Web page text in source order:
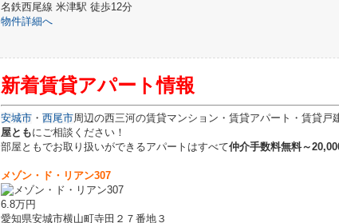
名鉄西尾線 米津駅 徒歩12分
物件詳細へ
新着賃貸アパート情報
安城市 ・ 西尾市周辺の西三河の賃貸マンション・賃貸アパート・賃貸戸
屋ともにご相談ください！
部屋ともでお取り扱いができるアパートはすべて仲介手数料無料～
メゾン・ド・リアン307
6.8万円
愛知県安城市横山町寺田２７番地３